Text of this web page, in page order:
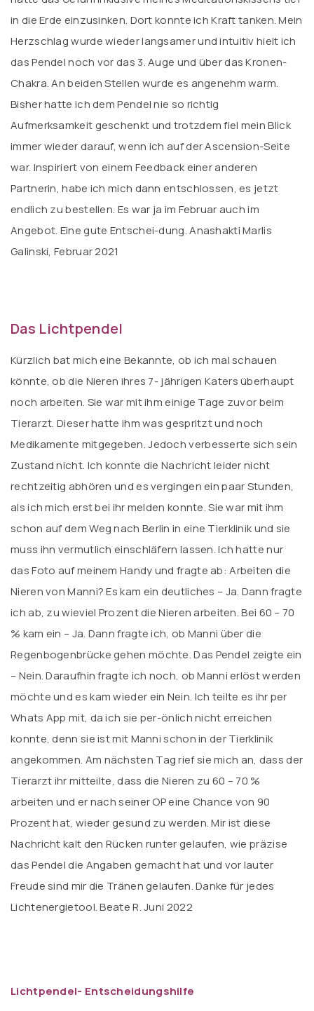
in die Erde einzusinken. Dort konnte ich Kraft tanken. Mein
Herzschlag wurde wieder langsamer und intuitiv hielt ich
das Pendel noch vor das 3. Auge und über das Kronen-
Chakra. An beiden Stellen wurde es angenehm warm.
Bisher hatte ich dem Pendel nie so richtig
Aufmerksamkeit geschenkt und trotzdem fiel mein Blick
immer wieder darauf, wenn ich auf der Ascension-Seite
war. Inspiriert von einem Feedback einer anderen
Partnerin, habe ich mich dann entschlossen, es jetzt
endlich zu bestellen. Es war ja im Februar auch im
Angebot. Eine gute Entschei-dung. Anashakti Marlis
Galinski, Februar 2021
Das Lichtpendel
Kürzlich bat mich eine Bekannte, ob ich mal schauen
könnte, ob die Nieren ihres 7- jährigen Katers überhaupt
noch arbeiten. Sie war mit ihm einige Tage zuvor beim
Tierarzt. Dieser hatte ihm was gespritzt und noch
Medikamente mitgegeben. Jedoch verbesserte sich sein
Zustand nicht. Ich konnte die Nachricht leider nicht
rechtzeitig abhören und es vergingen ein paar Stunden,
als ich mich erst bei ihr melden konnte. Sie war mit ihm
schon auf dem Weg nach Berlin in eine Tierklinik und sie
muss ihn vermutlich einschläfern lassen. Ich hatte nur
das Foto auf meinem Handy und fragte ab: Arbeiten die
Nieren von Manni? Es kam ein deutliches – Ja. Dann fragte
ich ab, zu wieviel Prozent die Nieren arbeiten. Bei 60 – 70
% kam ein – Ja. Dann fragte ich, ob Manni über die
Regenbogenbrücke gehen möchte. Das Pendel zeigte ein
– Nein. Daraufhin fragte ich noch, ob Manni erlöst werden
möchte und es kam wieder ein Nein. Ich teilte es ihr per
Whats App mit, da ich sie per-önlich nicht erreichen
konnte, denn sie ist mit Manni schon in der Tierklinik
angekommen. Am nächsten Tag rief sie mich an, dass der
Tierarzt ihr mitteilte, dass die Nieren zu 60 – 70 %
arbeiten und er nach seiner OP eine Chance von 90
Prozent hat, wieder gesund zu werden. Mir ist diese
Nachricht kalt den Rücken runter gelaufen, wie präzise
das Pendel die Angaben gemacht hat und vor lauter
Freude sind mir die Tränen gelaufen. Danke für jedes
Lichtenergietool. Beate R. Juni 2022
Lichtpendel- Entscheidungshilfe